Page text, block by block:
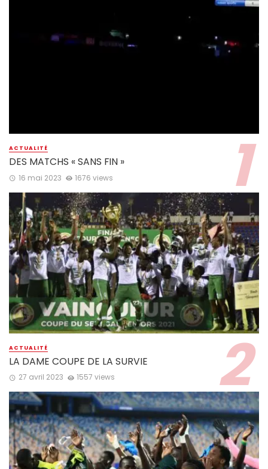
ACTUALITÉ
DES MATCHS « SANS FIN »
16 mai 2023 1676 views
ACTUALITÉ
LA DAME COUPE DE LA SURVIE
27 avril 2023 1557 views